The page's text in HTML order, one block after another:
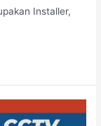
Installer,